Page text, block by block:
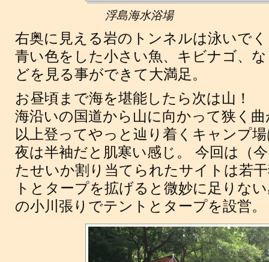
浮島海水浴場
右奥に見える岩のトンネルは泳いで
青い色をした小さい魚、キビナゴ、
どを見る事ができて大満足。
お昼頃まで海を堪能したら次は山！
海沿いの国道から山に向かって狭く
以上登ってやっと辿り着くキャンプ
夜は半袖だと肌寒い感じ。 今回は（
たせいか割り当てられたサイトは若
トとタープを拡げると微妙に足りな
の小川張りでテントとタープを設営。